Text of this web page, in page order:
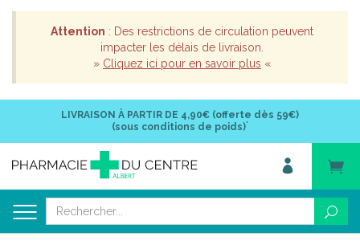
Attention : Des restrictions de circulation peuvent
impacter les délais de livraison.
» Cliquez ici pour en savoir plus «
LIVRAISON À PARTIR DE 4,90€ (offerte dès 59€)
(sous conditions de poids)*